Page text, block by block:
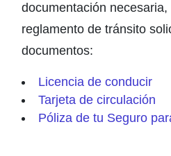
documentación
reglamento de tránsito
documentos:
Licencia de conducir
Tarjeta de circulación
Póliza de tu Seguro